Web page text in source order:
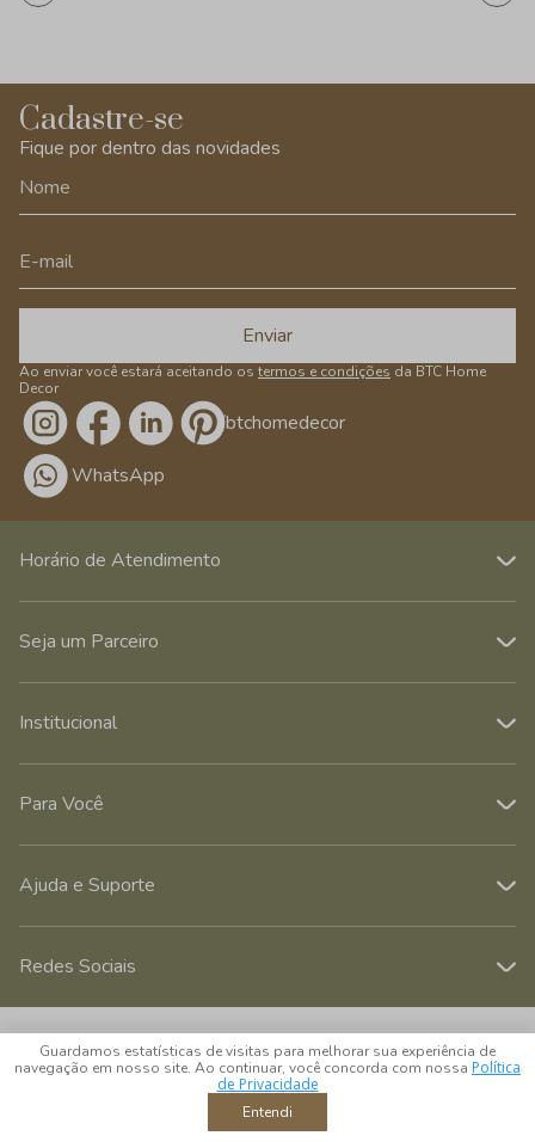
Cadastre-se
Fique por dentro das novidades
Enviar
Ao enviar você estará aceitando os termos e condições da BTC Home
Decor
/btchomedecor
WhatsApp
Horário de Atendimento
Seja um Parceiro
Institucional
Para Você
Ajuda e Suporte
Redes Sociais
© 2026 CROSS COMERCIAL LTDA. Todos os direitos reservados.
CNPJ: 39.816.199/0001-66 - Rua Álvaro Rodrigues, 405 - Vila Cordeiro -
São Paulo - SP - CEP 04582-000
Guardamos estatísticas de visitas para melhorar sua experiência de
navegação em nosso site. Ao continuar, você concorda com nossa Política
de Privacidade
Entendi